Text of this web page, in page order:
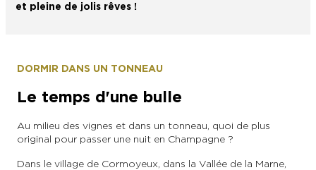
En couple
En couple
et pleine de jolis rêves !
DORMIR DANS UN TONNEAU
Le temps d'une bulle
Au milieu des vignes et dans un tonneau, quoi de plus
original pour passer une nuit en Champagne ?
Dans le village de Cormoyeux, dans la Vallée de la Marne,